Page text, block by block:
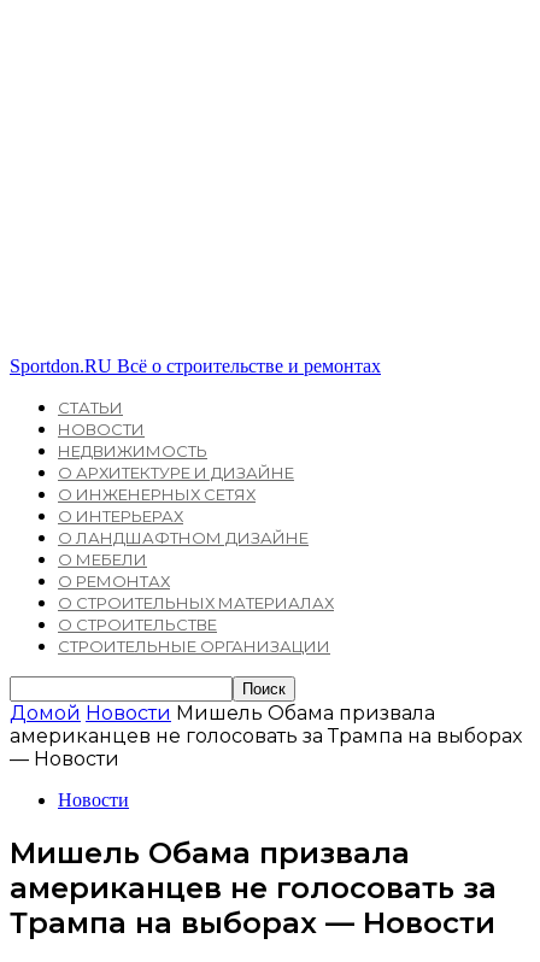
Sportdon.RU Всё о строительстве и ремонтах
СТАТЬИ
НОВОСТИ
НЕДВИЖИМОСТЬ
О АРХИТЕКТУРЕ И ДИЗАЙНЕ
О ИНЖЕНЕРНЫХ СЕТЯХ
О ИНТЕРЬЕРАХ
О ЛАНДШАФТНОМ ДИЗАЙНЕ
О МЕБЕЛИ
О РЕМОНТАХ
О СТРОИТЕЛЬНЫХ МАТЕРИАЛАХ
О СТРОИТЕЛЬСТВЕ
СТРОИТЕЛЬНЫЕ ОРГАНИЗАЦИИ
Домой Новости Мишель Обама призвала
американцев не голосовать за Трампа на выборах
— Новости
Новости
Мишель Обама призвала
американцев не голосовать за
Трампа на выборах — Новости